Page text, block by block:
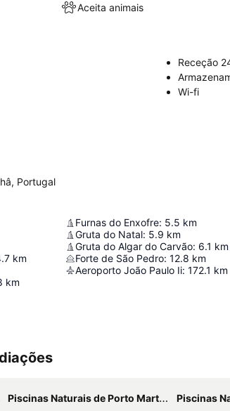
Aceita animais
Receção
Wi-fi
Portugal
km
km
Furnas do Enxofre: 5.5 km
Gruta do Natal: 5.9 km
Gruta do Algar do Carvão: 6.1 km
Forte de São Pedro: 12.8 km
Aeroporto João Paulo Ii: 172.1 km
Piscinas Naturais de Porto Martins Piscinas